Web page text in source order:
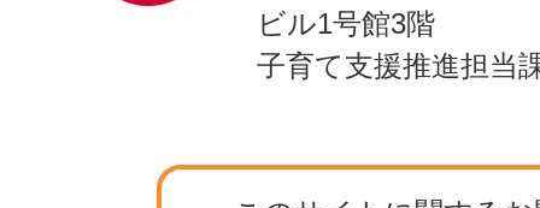
ビル1号館3階
子育て支援推進担当